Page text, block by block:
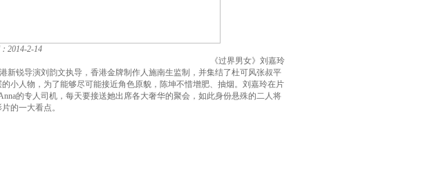
2014-2-14
《过界男女》刘嘉玲
锐导演刘韵文执导，香港金牌制作人施南生监制，并集结了杜可风张叔平
小人物，为了能够尽可能接近角色原貌，陈坤不惜增肥、抽烟。刘嘉玲在片
的专人司机，每天要接送她出席各大奢华的聚会，如此身份悬殊的二人将
的一大看点。